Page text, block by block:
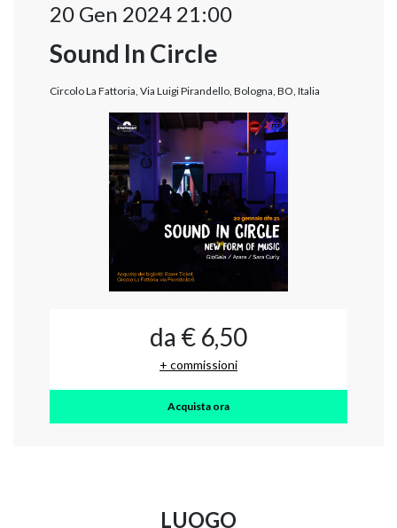
20 Gen 2024 21:00
Sound In Circle
Circolo La Fattoria, Via Luigi Pirandello, Bologna, BO, Italia
da € 6,50
+ commissioni
Acquista ora
LUOGO